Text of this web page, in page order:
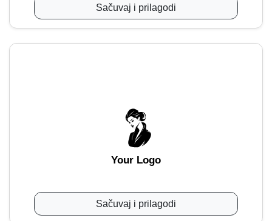
Sačuvaj i prilagodi
Your Logo
Sačuvaj i prilagodi